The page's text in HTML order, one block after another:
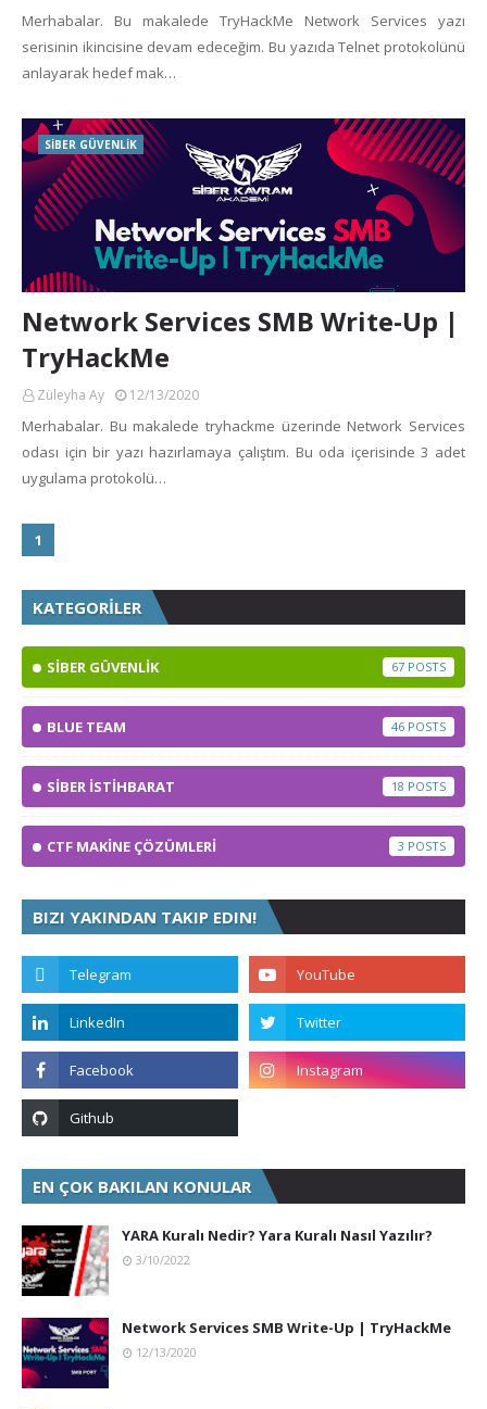
Merhabalar. Bu makalede TryHackMe Network Services yazı
serisinin ikincisine devam edeceğim. Bu yazıda Telnet protokolünü
anlayarak hedef mak…
SİBER GÜVENLİK
Network Services SMB Write-Up |
TryHackMe
Züleyha Ay 12/13/2020
Merhabalar. Bu makalede tryhackme üzerinde Network Services
odası için bir yazı hazırlamaya çalıştım. Bu oda içerisinde 3 adet
uygulama protokolü…
1
KATEGORİLER
SİBER GÜVENLİK 67
BLUE TEAM 46
SİBER İSTİHBARAT 18
CTF MAKİNE ÇÖZÜMLERİ 3
BIZI YAKINDAN TAKIP EDIN!
EN ÇOK BAKILAN KONULAR
YARA Kuralı Nedir? Yara Kuralı Nasıl Yazılır?
3/10/2022
Network Services SMB Write-Up | TryHackMe
12/13/2020